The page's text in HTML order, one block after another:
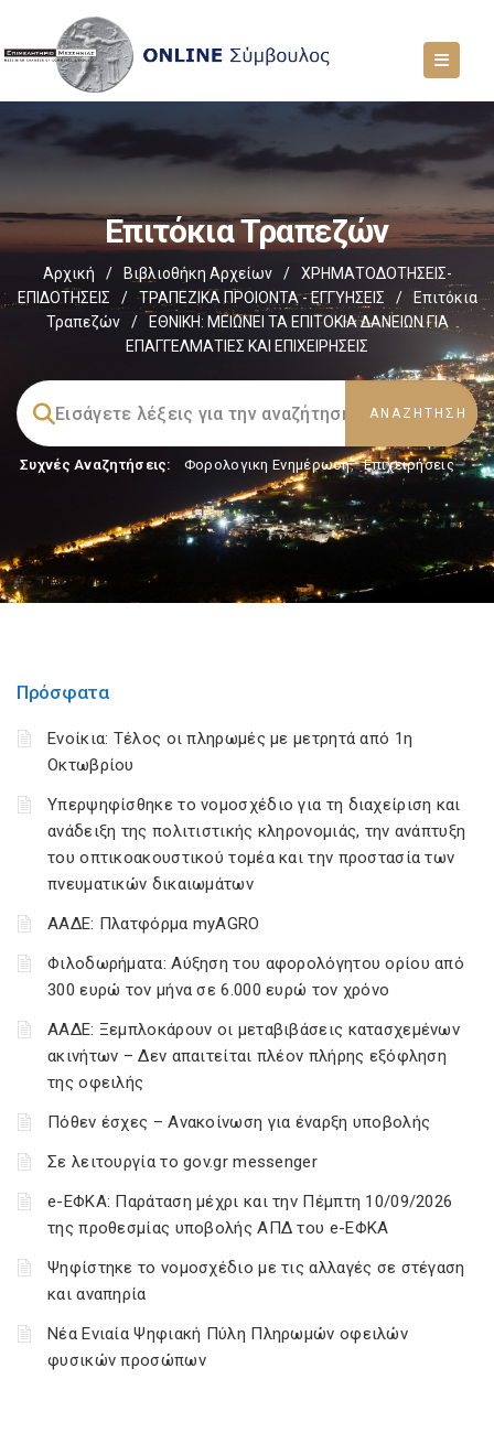
Επιτόκια Τραπεζών
Αρχική / Βιβλιοθήκη Αρχείων /
ΧΡΗΜΑΤΟΔΟΤΗΣΕΙΣ-
ΕΠΙΔΟΤΗΣΕΙΣ
/ ΤΡΑΠΕΖΙΚΑ ΠΡΟΙΟΝΤΑ - ΕΓΓΥΗΣΕΙΣ /
Επιτόκια
Τραπεζών
/
ΕΘΝΙΚΗ: ΜΕΙΩΝΕΙ ΤΑ ΕΠΙΤΟΚΙΑ ΔΑΝΕΙΩΝ ΓΙΑ
ΕΠΑΓΓΕΛΜΑΤΙΕΣ ΚΑΙ ΕΠΙΧΕΙΡΗΣΕΙΣ
Συχνές Αναζητήσεις: Φορολογικη Ενημέρωση, Επιχειρήσεις
Πρόσφατα
Ενοίκια: Τέλος οι πληρωμές με μετρητά από 1η
Οκτωβρίου
Υπερψηφίσθηκε το νομοσχέδιο για τη διαχείριση και
ανάδειξη της πολιτιστικής κληρονομιάς, την ανάπτυξη
του οπτικοακουστικού τομέα και την προστασία των
πνευματικών δικαιωμάτων
ΑΑΔΕ: Πλατφόρμα myAGRO
Φιλοδωρήματα: Αύξηση του αφορολόγητου ορίου από
300 ευρώ τον μήνα σε 6.000 ευρώ τον χρόνο
ΑΑΔΕ: Ξεμπλοκάρουν οι μεταβιβάσεις κατασχεμένων
ακινήτων – Δεν απαιτείται πλέον πλήρης εξόφληση
της οφειλής
Πόθεν έσχες – Ανακοίνωση για έναρξη υποβολής
Σε λειτουργία το gov.gr messenger
e-ΕΦΚΑ: Παράταση μέχρι και την Πέμπτη 10/09/2026
της προθεσμίας υποβολής ΑΠΔ του e-ΕΦΚΑ
Ψηφίστηκε το νομοσχέδιο με τις αλλαγές σε στέγαση
και αναπηρία
Νέα Ενιαία Ψηφιακή Πύλη Πληρωμών οφειλών
φυσικών προσώπων